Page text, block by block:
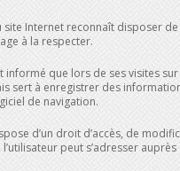
site Internet reconnaît disposer
à la respecter.
informé que lors de ses visites
sert à enregistrer des
de navigation.
d’un droit d’accès, de
l’utilisateur peut s’adresser